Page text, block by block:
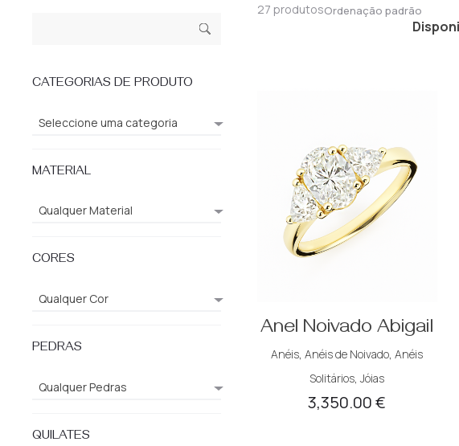
Ordenação padrão
27 produtos
Anel Noivado Abigail
Anéis,Anéis de Noivado,Anéis
Solitários,Jóias
3,350.00€
Pesq
CATEGORIAS DE PRODUTO
Seleccione uma categoria
MATERIAL
Qualquer Material
CORES
Qualquer Cor
PEDRAS
Qualquer Pedras
QUILATES